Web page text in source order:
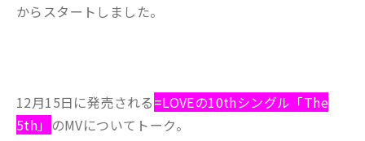
からスタートしました。
12月15日に発売される=LOVEの10thシングル「The
5th」 のMVについてトーク。